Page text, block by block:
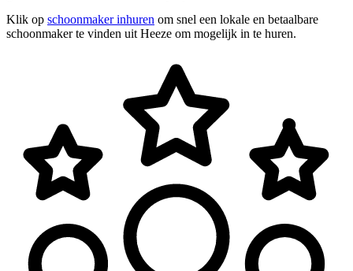
Klik op schoonmaker inhuren om snel een lokale en betaalbare
schoonmaker te vinden uit Heeze om mogelijk in te huren.